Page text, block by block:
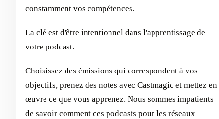
constamment vos compétences.
La clé est d'être intentionnel dans l'apprentissage de
votre podcast.
Choisissez des émissions qui correspondent à vos
objectifs, prenez des notes avec Castmagic et mettez en
œuvre ce que vous apprenez. Nous sommes impatients
de savoir comment ces podcasts pour les réseaux